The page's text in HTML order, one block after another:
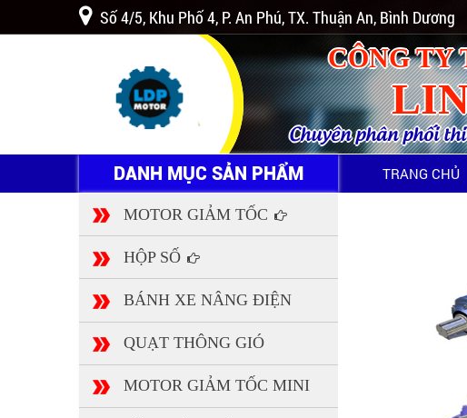
Số 4/5, Khu Phố 4, P. An Phú, TX. Thuận An, Bình Dương
CÔNG TY
Chuyên phân phối
DANH MỤC SẢN PHẨM TRANG CHỦ
MOTOR GIẢM TỐC
HỘP SỐ
BÁNH XE NÂNG ĐIỆN
QUẠT THÔNG GIÓ
MOTOR GIẢM TỐC MINI